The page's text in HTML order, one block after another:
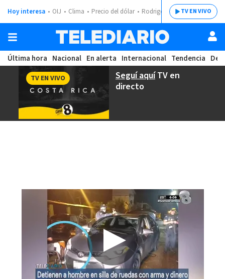
Hoy interesa OIJ Clima Precio del dólar Rodrigo ChavesTV EN VIVO
Última hora Nacional En alerta Internacional Tendencia
Seguí aquíTV en
directo
TV EN VIVO